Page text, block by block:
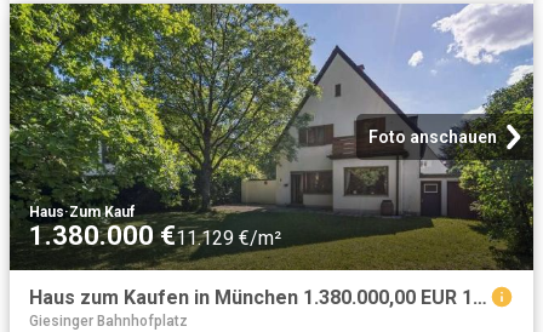
Foto anschauen
Haus·Zum Kauf
1.380.000 €11.129 €/m²
Haus zum Kaufen in München 1.380.000,00 EUR 124 m²
Giesinger Bahnhofplatz